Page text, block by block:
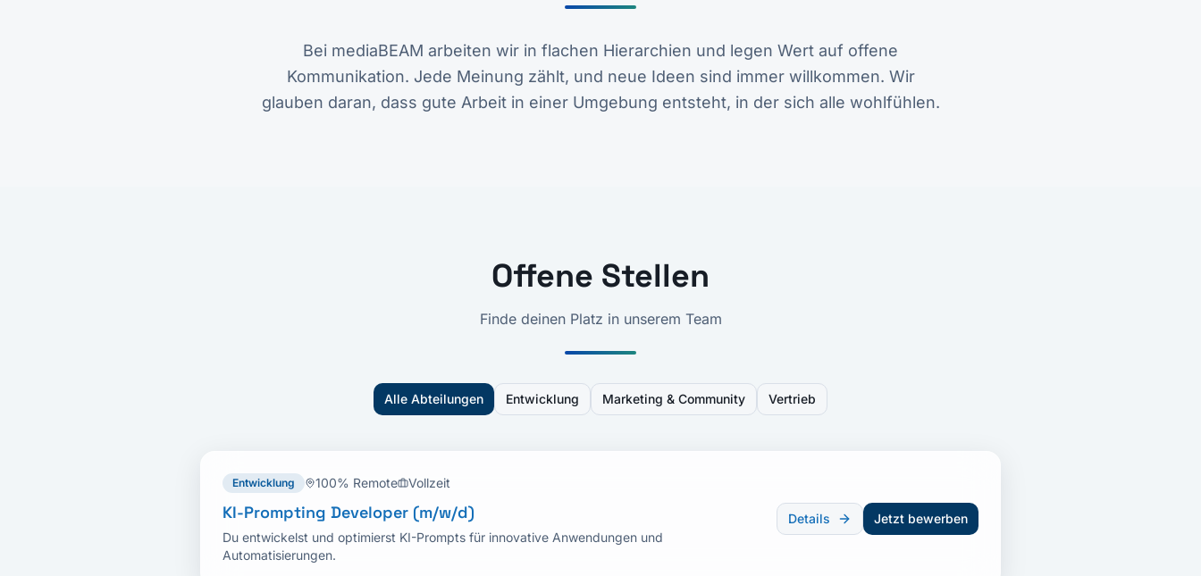
Bei mediaBEAM arbeiten wir in flachen Hierarchien und legen Wert auf offene
Kommunikation. Jede Meinung zählt, und neue Ideen sind immer willkommen. Wir
glauben daran, dass gute Arbeit in einer Umgebung entsteht, in der sich alle wohlfühlen.
Offene Stellen
Finde deinen Platz in unserem Team
Alle Abteilungen Entwicklung Marketing & Community Vertrieb
Entwicklung 100% Remote Vollzeit
KI-Prompting Developer (m/w/d)
Du entwickelst und optimierst KI-Prompts für innovative Anwendungen und
Automatisierungen.
Details Jetzt bewerben